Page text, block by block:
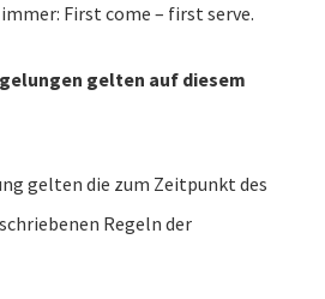
First come – first serve.
gelten auf diesem
gelten die zum Zeitpunkt des
Regeln der